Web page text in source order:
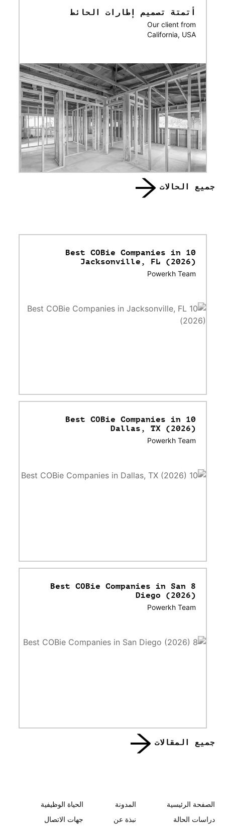
أتمتة تصميم إطارات الحائط
Our client from
California, USA
جميع الحالات
10 Best COBie Companies in
Jacksonville, FL (2026)
Powerkh Team
10 Best COBie Companies in
Dallas, TX (2026)
Powerkh Team
8 Best COBie Companies in San
Diego (2026)
Powerkh Team
جميع المقالات
الصفحة الرئيسية
دراسات الحالة
المدونة
نبذة عن
الحياة الوظيفية
جهات الاتصال